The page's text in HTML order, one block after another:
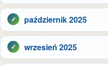
październik 2025
wrzesień 2025